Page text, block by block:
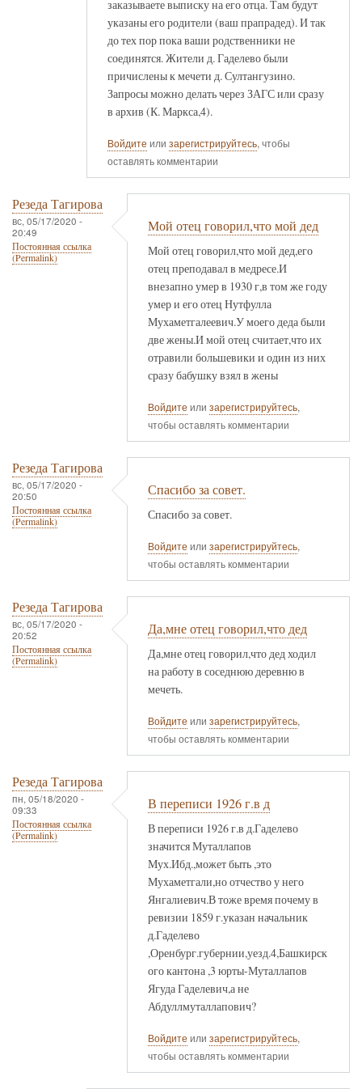
заказываете выписку на его отца. Там будут
указаны его родители (ваш прапрадед). И так
до тех пор пока ваши родственники не
соединятся. Жители д. Гаделево были
причислены к мечети д. Султангузино.
Запросы можно делать через ЗАГС или сразу
в архив (К. Маркса,4).
Войдите или зарегистрируйтесь, чтобы
оставлять комментарии
Резеда Тагирова
вс, 05/17/2020 -
20:49
Постоянная ссылка
(Permalink)
Мой отец говорил,что мой дед
Мой отец говорил,что мой дед,его
отец преподавал в медресе.И
внезапно умер в 1930 г,в том же году
умер и его отец Нутфулла
Мухаметгалеевич.У моего деда были
две жены.И мой отец считает,что их
отравили большевики и один из них
сразу бабушку взял в жены
Войдите или зарегистрируйтесь,
чтобы оставлять комментарии
Резеда Тагирова
вс, 05/17/2020 -
20:50
Постоянная ссылка
(Permalink)
Спасибо за совет.
Спасибо за совет.
Войдите или зарегистрируйтесь,
чтобы оставлять комментарии
Резеда Тагирова
вс, 05/17/2020 -
20:52
Постоянная ссылка
(Permalink)
Да,мне отец говорил,что дед
Да,мне отец говорил,что дед ходил
на работу в соседнюю деревню в
мечеть.
Войдите или зарегистрируйтесь,
чтобы оставлять комментарии
Резеда Тагирова
пн, 05/18/2020 -
09:33
Постоянная ссылка
(Permalink)
В переписи 1926 г.в д
В переписи 1926 г.в д.Гаделево
значится Муталлапов
Мух.Ибд.,может быть ,это
Мухаметгали,но отчество у него
Янгалиевич.В тоже время почему в
ревизии 1859 г.указан начальник
д.Гаделево
,Оренбург.губернии,уезд.4,Башкирск
ого кантона ,3 юрты-Муталлапов
Ягуда Гаделевич,а не
Абдуллмуталлапович?
Войдите или зарегистрируйтесь,
чтобы оставлять комментарии